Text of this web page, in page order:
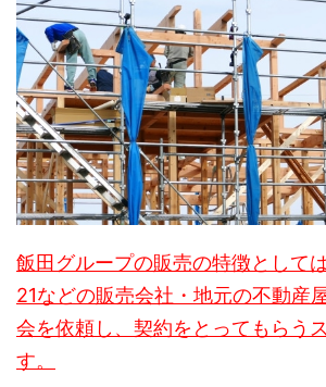
飯田グループの販売の特徴として
21などの販売会社・地元の不動産
会を依頼し、契約をとってもらう
す。